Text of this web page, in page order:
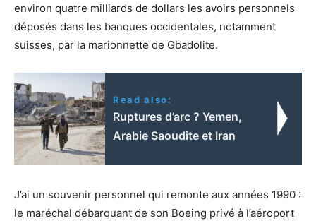
environ quatre milliards de dollars les avoirs personnels
déposés dans les banques occidentales, notamment
suisses, par la marionnette de Gbadolite.
Read also:
Ruptures d’arc ? Yemen,
Arabie Saoudite et Iran
J’ai un souvenir personnel qui remonte aux années 1990 :
le maréchal débarquant de son Boeing privé à l’aéroport